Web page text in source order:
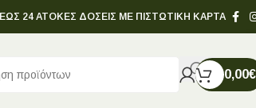
ΕΩΣ 24 ΑΤΟΚΕΣ ΔΟΣΕΙΣ ΜΕ ΠΙΣΤΩΤΙΚΗ ΚΑΡΤΑ
0,00€